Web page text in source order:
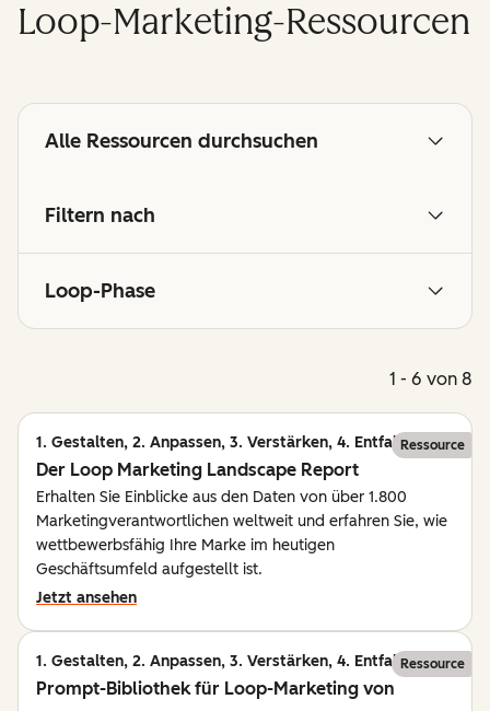
Loop-Marketing-Ressourcen
Alle Ressourcen durchsuchen
Filtern nach
Loop-Phase
1 - 6 von 8
1. Gestalten, 2. Anpassen, 3. Verstärken, 4. EntfaltenRessource
Der Loop Marketing Landscape Report
Erhalten Sie Einblicke aus den Daten von über 1.800
Marketingverantwortlichen weltweit und erfahren Sie, wie
wettbewerbsfähig Ihre Marke im heutigen
Geschäftsumfeld aufgestellt ist.
Jetzt ansehen
1. Gestalten, 2. Anpassen, 3. Verstärken, 4. EntfaltenRessource
Prompt-Bibliothek für Loop-Marketing von